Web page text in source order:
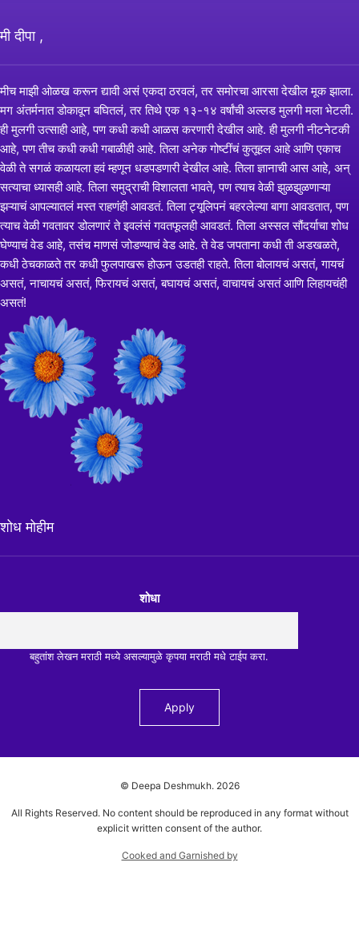
मी दीपा ,
मीच माझी ओळख करून द्यावी असं एकदा ठरवलं, तर समोरचा आरसा देखील मूक झाला.
मग अंतर्मनात डोकावून बघितलं, तर तिथे एक १३-१४ वर्षांची अल्लड मुलगी मला भेटली.
ही मुलगी उत्साही आहे, पण कधी कधी आळस करणारी देखील आहे. ही मुलगी नीटनेटकी
आहे, पण तीच कधी कधी गबाळीही आहे. तिला अनेक गोष्टींचं कुतूहल आहे आणि एकाच
वेळी ते सगळं कळायला हवं म्हणून धडपडणारी देखील आहे. तिला ज्ञानाची आस आहे, अन्
सत्याचा ध्यासही आहे. तिला समुद्राची विशालता भावते, पण त्याच वेळी झुळझुळणाऱ्या
झऱ्याचं आपल्यातलं मस्त राहणंही आवडतं. तिला ट्यूलिपनं बहरलेल्या बागा आवडतात, पण
त्याच वेळी गवतावर डोलणारं ते इवलंसं गवतफूलही आवडतं. तिला अस्सल सौंदर्याचा शोध
घेण्याचं वेड आहे, तसंच माणसं जोडण्याचं वेड आहे. ते वेड जपताना कधी ती अडखळते,
कधी ठेचकाळते तर कधी फुलपाखरू होऊन उडतही राहते. तिला बोलायचं असतं, गायचं
असतं, नाचायचं असतं, फिरायचं असतं, बघायचं असतं, वाचायचं असतं आणि लिहायचंही
असतं!
शोध मोहीम
शोधा
बहुतांश लेखन मराठी मध्ये असल्यामुळे कृपया मराठी मधे टाईप करा.
© Deepa Deshmukh. 2026
All Rights Reserved. No content should be reproduced in any format without
explicit written consent of the author.
Cooked and Garnished by